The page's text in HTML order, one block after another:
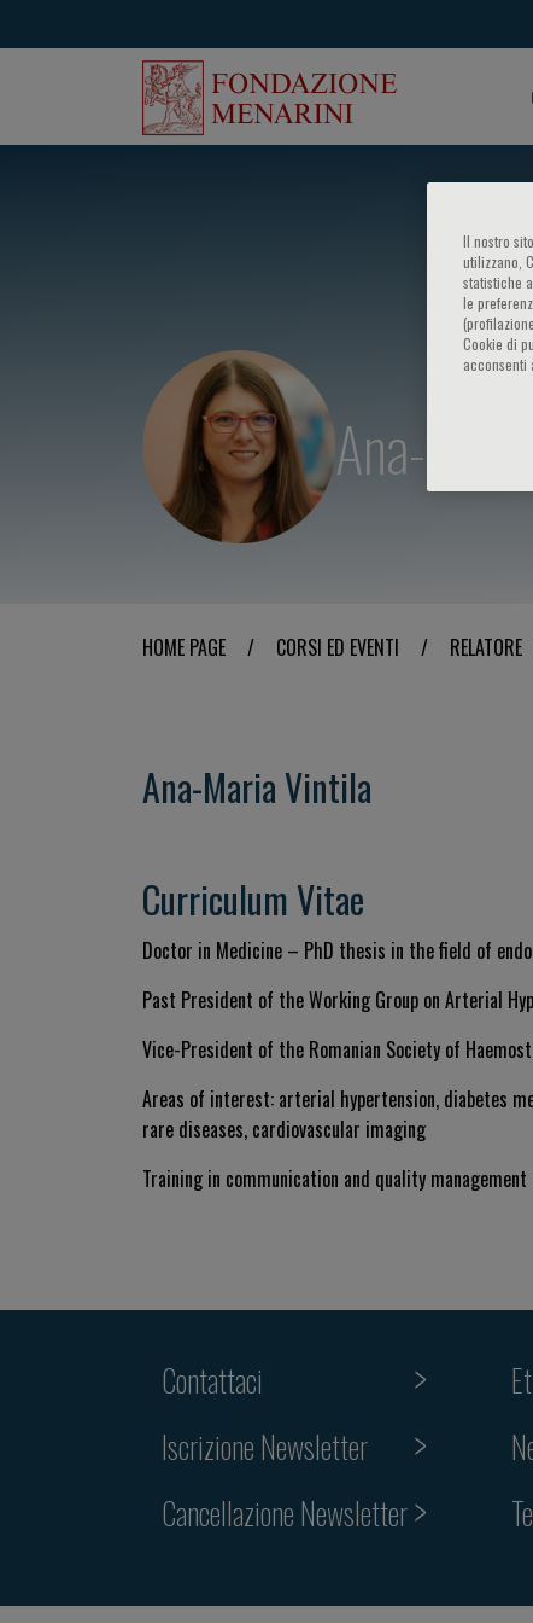
Ana-
HOME PAGE / CORSI ED EVENTI / RELATORE
Ana-Maria Vintila
Curriculum Vitae
Doctor in Medicine – PhD thesis in the field of
Past President of the Working Group on Arterial
Vice-President of the Romanian Society of
Areas of interest: arterial hypertension, diabetes
rare diseases, cardiovascular imaging
Training in communication and quality management
Contattaci
Iscrizione Newsletter
Cancellazione Newsletter
Il nostro
utilizzano,
statistiche
le
Cookie di
acconsenti